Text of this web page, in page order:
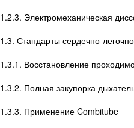
1.2.3. Электромеханическая
1.3. Стандарты сердечно-
1.3.1. Восстановление
1.3.2. Полная закупорка
1.3.3. Применение Combitube